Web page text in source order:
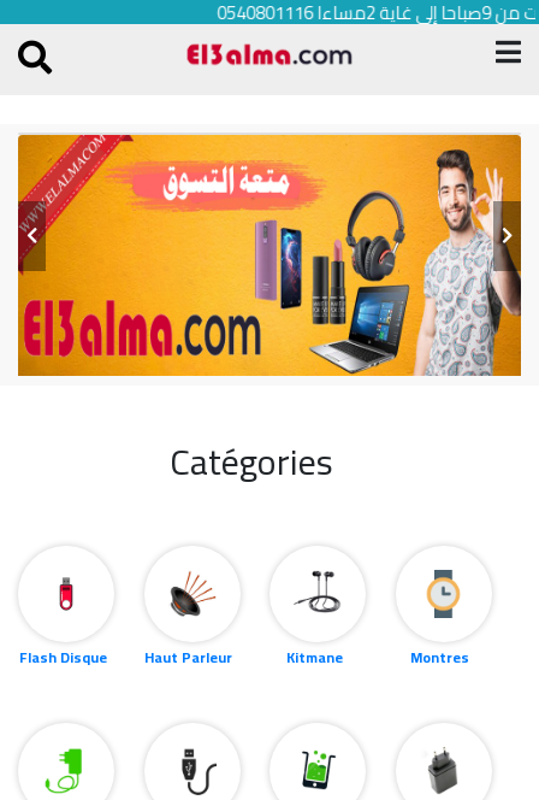
الرد على الإستفسارات من 9صباحا إلى غاية 2مساءا 0540801116
Catégories
Flash Disque Haut Parleur Kitmane Montres